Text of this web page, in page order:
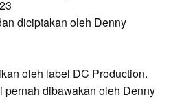
diciptakan oleh Denny
oleh label DC Production.
pernah dibawakan oleh Denny